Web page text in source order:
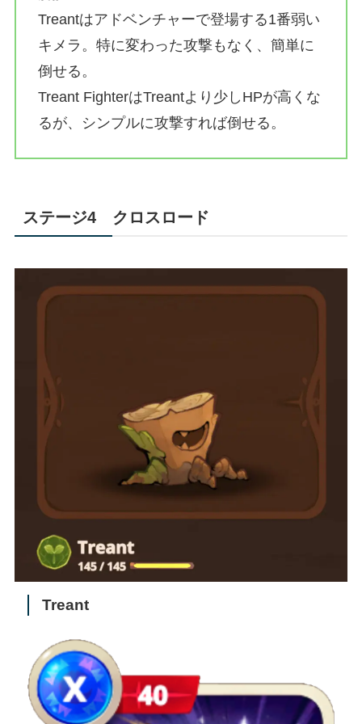
Treantはアドベンチャーで登場する1番弱い
キメラ。特に変わった攻撃もなく、簡単に
倒せる。
Treant FighterはTreantより少しHPが高くな
るが、シンプルに攻撃すれば倒せる。
ステージ4 クロスロード
Treant